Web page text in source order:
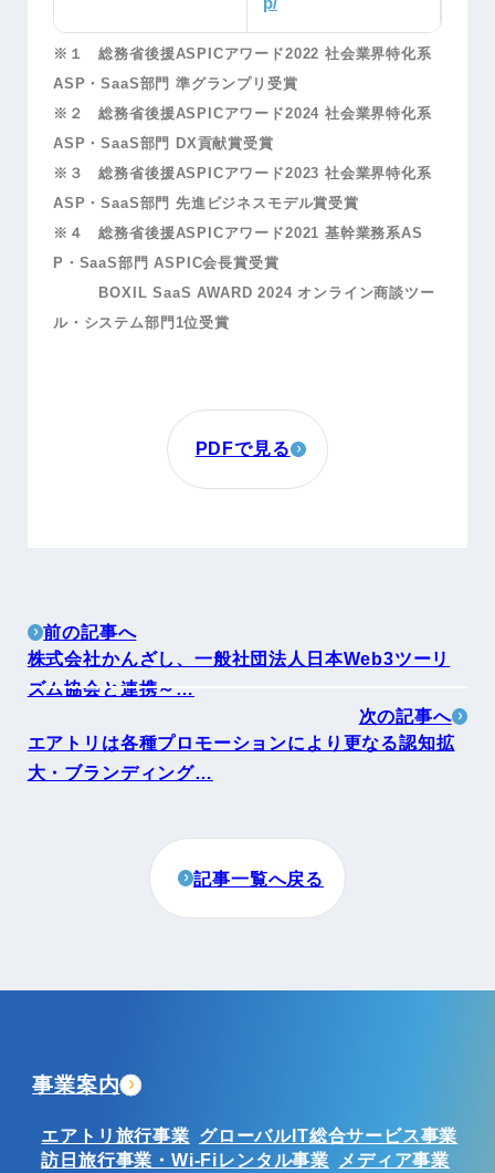
※１ 総務省後援ASPICアワード2022 社会業界特化系
ASP・SaaS部門 準グランプリ受賞
※２ 総務省後援ASPICアワード2024 社会業界特化系
ASP・SaaS部門 DX貢献賞受賞
※３ 総務省後援ASPICアワード2023 社会業界特化系
ASP・SaaS部門 先進ビジネスモデル賞受賞
※４ 総務省後援ASPICアワード2021 基幹業務系AS
P・SaaS部門 ASPIC会長賞受賞
BOXIL SaaS AWARD 2024 オンライン商談ツー
ル・システム部門1位受賞
PDFで見る
前の記事へ
株式会社かんざし、一般社団法人日本Web3ツーリ
ズム協会と連携～…
次の記事へ
エアトリは各種プロモーションにより更なる認知拡
大・ブランディング…
記事一覧へ戻る
事業案内
エアトリ旅行事業 グローバルIT総合サービス事業
訪日旅行事業・Wi-Fiレンタル事業
メディア事業